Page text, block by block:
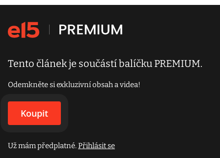
Tento článek je součástí balíčku PREMIUM.
Odemkněte si exkluzivní obsah a videa!
Koupit
Už mám předplatné.Přihlásit se